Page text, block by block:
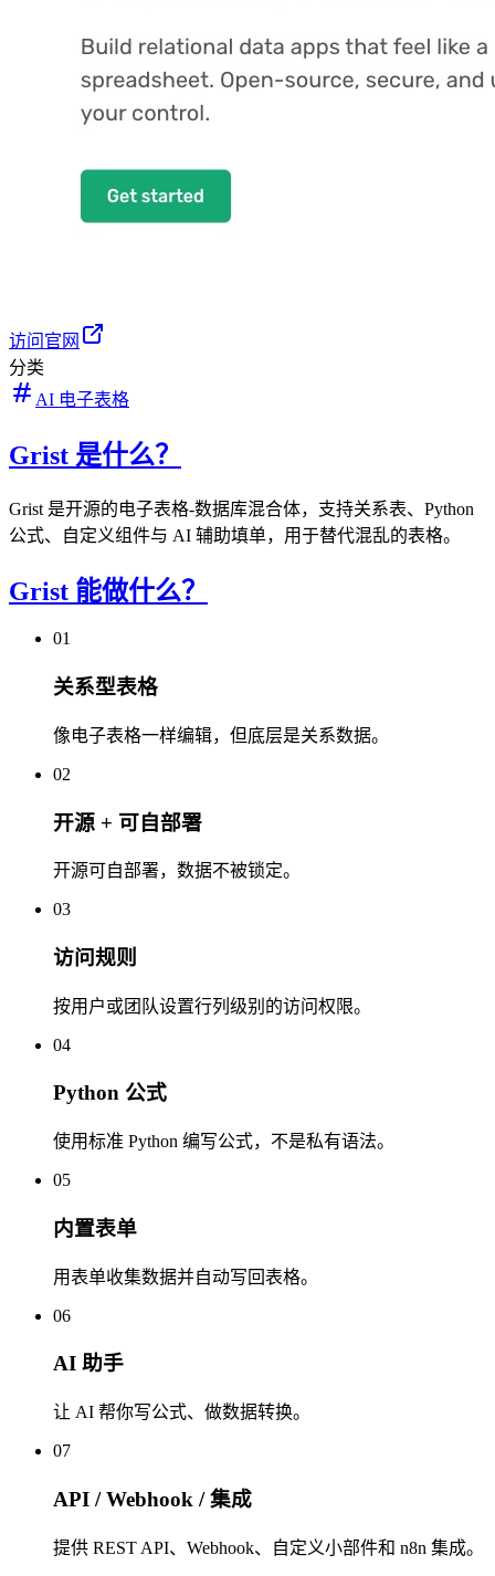
访问官网
分类
AI 电子表格
Grist 是什么？
Grist 是开源的电子表格-数据库混合体，支持关系表、Python
公式、自定义组件与 AI 辅助填单，用于替代混乱的表格。
Grist 能做什么？
01
关系型表格
像电子表格一样编辑，但底层是关系数据。
02
开源 + 可自部署
开源可自部署，数据不被锁定。
03
访问规则
按用户或团队设置行列级别的访问权限。
04
Python 公式
使用标准 Python 编写公式，不是私有语法。
05
内置表单
用表单收集数据并自动写回表格。
06
AI 助手
让 AI 帮你写公式、做数据转换。
07
API / Webhook / 集成
提供 REST API、Webhook、自定义小部件和 n8n 集成。